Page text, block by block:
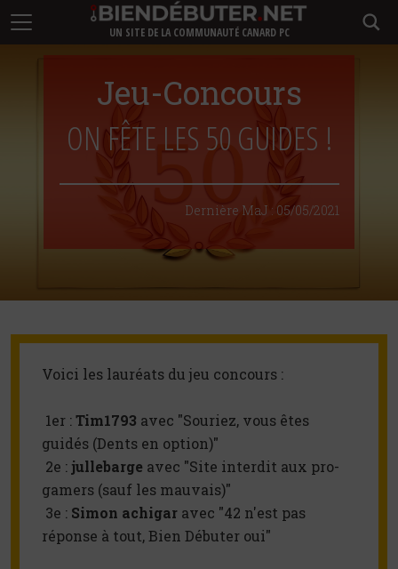
UN SITE DE LA COMMUNAUTÉ CANARD PC
Jeu-Concours
ON FÊTE LES 50 GUIDES !
Dernière MaJ : 05/05/2021
Voici les lauréats du jeu concours :
1er : Tim1793 avec "Souriez, vous êtes
guidés (Dents en option)"
2e : jullebarge avec "Site interdit aux pro-
gamers (sauf les mauvais)"
3e : Simon achigar avec "42 n'est pas
réponse à tout, Bien Débuter oui"